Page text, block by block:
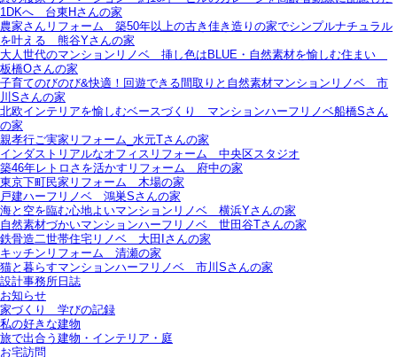
1DKへ＿台東Hさんの家
農家さんリフォーム＿築50年以上の古き佳き造りの家でシンプルナチュラル
を叶える＿熊谷Yさんの家
大人世代のマンションリノベ＿挿し色はBLUE・自然素材を愉しむ住まい＿
板橋Oさんの家
子育てのびのび&快適！回遊できる間取りと自然素材マンションリノベ＿市
川Sさんの家
北欧インテリアを愉しむベースづくり＿マンションハーフリノベ船橋Sさん
の家
親孝行ご実家リフォーム_水元Tさんの家
インダストリアルなオフィスリフォーム＿中央区スタジオ
築46年レトロさを活かすリフォーム＿府中の家
東京下町民家リフォーム＿木場の家
戸建ハーフリノベ＿鴻巣Sさんの家
海と空を臨む心地よいマンションリノベ＿横浜Yさんの家
自然素材づかいマンションハーフリノベ＿世田谷Tさんの家
鉄骨造二世帯住宅リノベ＿大田Iさんの家
キッチンリフォーム＿清瀬の家
猫と暮らすマンションハーフリノベ＿市川Sさんの家
設計事務所日誌
お知らせ
家づくり 学びの記録
私の好きな建物
旅で出合う建物・インテリア・庭
お宅訪問